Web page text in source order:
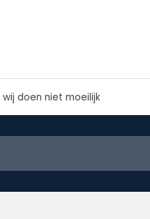
wij doen niet moeilijk